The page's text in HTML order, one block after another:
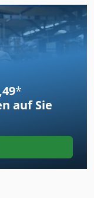
*
auf Sie